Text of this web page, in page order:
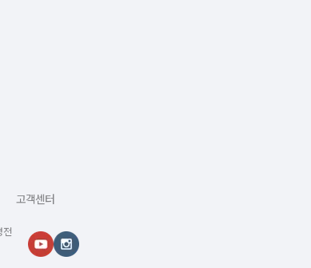
고객센터